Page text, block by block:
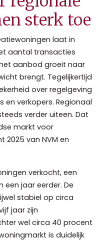
sterk toe
laat in
aantal transacties
aanbod groeit naar
brengt. Tegelijkertijd
over regelgeving
verkopers. Regionaal
verder uiteen. Dat
markt voor
2025 van NVM en
verkocht, een
een jaar eerder. De
stabiel op circa
jaar zijn
wel circa 40 procent
is duidelijk